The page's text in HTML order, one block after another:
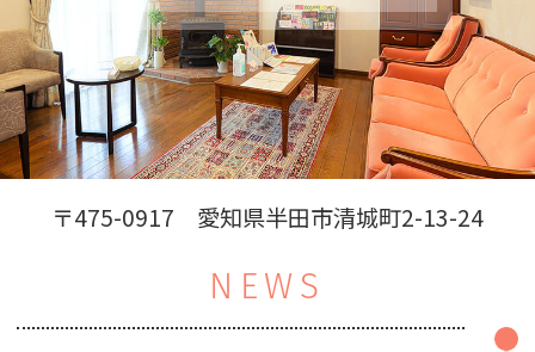
〒475-0917 愛知県半田市清城町2-13-24
NEWS